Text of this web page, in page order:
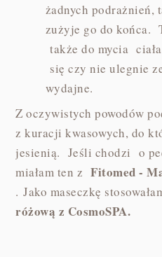
żadnych podrażnień,
zużyje go do końca.
także do mycia
się czy nie ulegnie
wydajne.
Z oczywistych powodów
z kuracji kwasowych, do
jesienią. Jeśli chodzi o
miałam ten zFitomed -
. Jako maseczkę
różową z CosmoSPA.